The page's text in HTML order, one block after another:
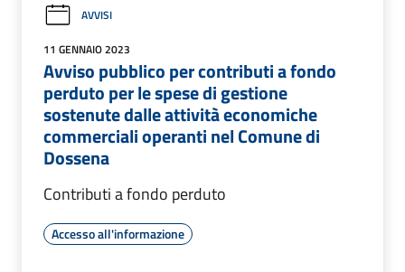
AVVISI
11 GENNAIO 2023
Avviso pubblico per contributi a fondo
perduto per le spese di gestione
sostenute dalle attività economiche
commerciali operanti nel Comune di
Dossena
Contributi a fondo perduto
Accesso all'informazione